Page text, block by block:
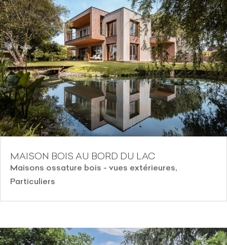
MAISON BOIS AU BORD DU LAC
Maisons ossature bois - vues extérieures,
Particuliers